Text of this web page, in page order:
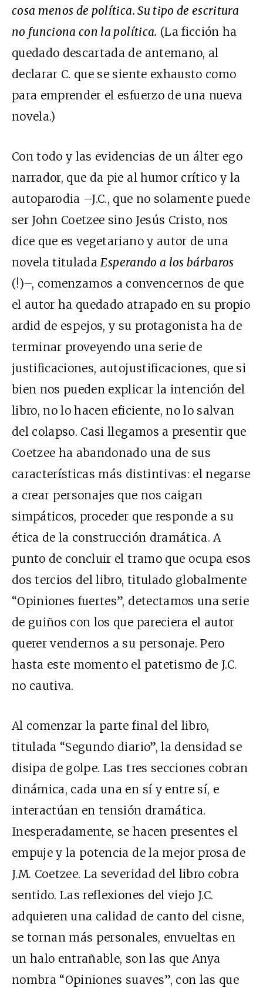
cosa menos de política. Su tipo de escritura
no funciona con la política. (La ficción ha
quedado descartada de antemano, al
declarar C. que se siente exhausto como
para emprender el esfuerzo de una nueva
novela.)
Con todo y las evidencias de un álter ego
narrador, que da pie al humor crítico y la
autoparodia –J.C., que no solamente puede
ser John Coetzee sino Jesús Cristo, nos
dice que es vegetariano y autor de una
novela tituladaEsperando a los bárbaros
(!)–, comenzamos a convencernos de que
el autor ha quedado atrapado en su propio
ardid de espejos, y su protagonista ha de
terminar proveyendo una serie de
justificaciones, autojustificaciones, que si
bien nos pueden explicar la intención del
libro, no lo hacen eficiente, no lo salvan
del colapso. Casi llegamos a presentir que
Coetzee ha abandonado una de sus
características más distintivas: el negarse
a crear personajes que nos caigan
simpáticos, proceder que responde a su
ética de la construcción dramática. A
punto de concluir el tramo que ocupa esos
dos tercios del libro, titulado globalmente
“Opiniones fuertes”, detectamos una serie
de guiños con los que pareciera el autor
querer vendernos a su personaje. Pero
hasta este momento el patetismo de J.C.
no cautiva.
Al comenzar la parte final del libro,
titulada “Segundo diario”, la densidad se
disipa de golpe. Las tres secciones cobran
dinámica, cada una en sí y entre sí, e
interactúan en tensión dramática.
Inesperadamente, se hacen presentes el
empuje y la potencia de la mejor prosa de
J.M. Coetzee. La severidad del libro cobra
sentido. Las reflexiones del viejo J.C.
adquieren una calidad de canto del cisne,
se tornan más personales, envueltas en
un halo entrañable, son las que Anya
nombra “Opiniones suaves”, con las que